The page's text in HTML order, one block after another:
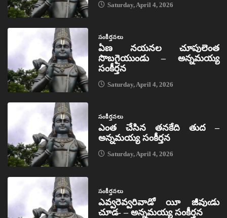
Saturday, April 4, 2026
సంకీర్తనలు
ఏణ నయనల చూపులెంత
సొబగైయుండు – అన్నమయ్య
సంకీర్తన
Saturday, April 4, 2026
సంకీర్తనలు
ఎంత చేసిన తనకేది తుద –
అన్నమయ్య సంకీర్తన
Saturday, April 4, 2026
సంకీర్తనలు
ఎవ్వరెవ్వరివాడో యీ జీవుఁడు
చూడ- – అన్నమయ్య సంకీర్తన